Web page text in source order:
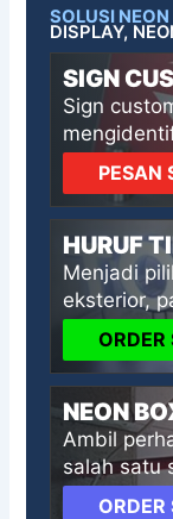
SOLUSI
DISPLAY,
SIGN
Sign
PESAN
HURUF
Menjadi
eksterior,
ORDER
NEON
Ambil
salah satu
ORDER